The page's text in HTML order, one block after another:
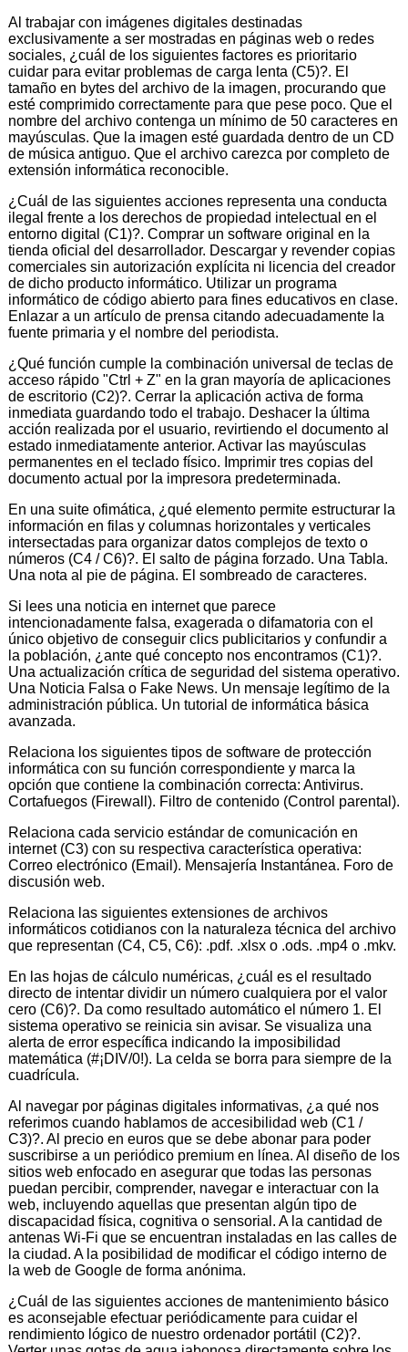
Al trabajar con imágenes digitales destinadas
exclusivamente a ser mostradas en páginas web o redes
sociales, ¿cuál de los siguientes factores es prioritario
cuidar para evitar problemas de carga lenta (C5)?. El
tamaño en bytes del archivo de la imagen, procurando que
esté comprimido correctamente para que pese poco. Que el
nombre del archivo contenga un mínimo de 50 caracteres en
mayúsculas. Que la imagen esté guardada dentro de un CD
de música antiguo. Que el archivo carezca por completo de
extensión informática reconocible.
¿Cuál de las siguientes acciones representa una conducta
ilegal frente a los derechos de propiedad intelectual en el
entorno digital (C1)?. Comprar un software original en la
tienda oficial del desarrollador. Descargar y revender copias
comerciales sin autorización explícita ni licencia del creador
de dicho producto informático. Utilizar un programa
informático de código abierto para fines educativos en clase.
Enlazar a un artículo de prensa citando adecuadamente la
fuente primaria y el nombre del periodista.
¿Qué función cumple la combinación universal de teclas de
acceso rápido "Ctrl + Z" en la gran mayoría de aplicaciones
de escritorio (C2)?. Cerrar la aplicación activa de forma
inmediata guardando todo el trabajo. Deshacer la última
acción realizada por el usuario, revirtiendo el documento al
estado inmediatamente anterior. Activar las mayúsculas
permanentes en el teclado físico. Imprimir tres copias del
documento actual por la impresora predeterminada.
En una suite ofimática, ¿qué elemento permite estructurar la
información en filas y columnas horizontales y verticales
intersectadas para organizar datos complejos de texto o
números (C4 / C6)?. El salto de página forzado. Una Tabla.
Una nota al pie de página. El sombreado de caracteres.
Si lees una noticia en internet que parece
intencionadamente falsa, exagerada o difamatoria con el
único objetivo de conseguir clics publicitarios y confundir a
la población, ¿ante qué concepto nos encontramos (C1)?.
Una actualización crítica de seguridad del sistema operativo.
Una Noticia Falsa o Fake News. Un mensaje legítimo de la
administración pública. Un tutorial de informática básica
avanzada.
Relaciona los siguientes tipos de software de protección
informática con su función correspondiente y marca la
opción que contiene la combinación correcta: Antivirus.
Cortafuegos (Firewall). Filtro de contenido (Control parental).
Relaciona cada servicio estándar de comunicación en
internet (C3) con su respectiva característica operativa:
Correo electrónico (Email). Mensajería Instantánea. Foro de
discusión web.
Relaciona las siguientes extensiones de archivos
informáticos cotidianos con la naturaleza técnica del archivo
que representan (C4, C5, C6): .pdf. .xlsx o .ods. .mp4 o .mkv.
En las hojas de cálculo numéricas, ¿cuál es el resultado
directo de intentar dividir un número cualquiera por el valor
cero (C6)?. Da como resultado automático el número 1. El
sistema operativo se reinicia sin avisar. Se visualiza una
alerta de error específica indicando la imposibilidad
matemática (#¡DIV/0!). La celda se borra para siempre de la
cuadrícula.
Al navegar por páginas digitales informativas, ¿a qué nos
referimos cuando hablamos de accesibilidad web (C1 /
C3)?. Al precio en euros que se debe abonar para poder
suscribirse a un periódico premium en línea. Al diseño de los
sitios web enfocado en asegurar que todas las personas
puedan percibir, comprender, navegar e interactuar con la
web, incluyendo aquellas que presentan algún tipo de
discapacidad física, cognitiva o sensorial. A la cantidad de
antenas Wi-Fi que se encuentran instaladas en las calles de
la ciudad. A la posibilidad de modificar el código interno de
la web de Google de forma anónima.
¿Cuál de las siguientes acciones de mantenimiento básico
es aconsejable efectuar periódicamente para cuidar el
rendimiento lógico de nuestro ordenador portátil (C2)?.